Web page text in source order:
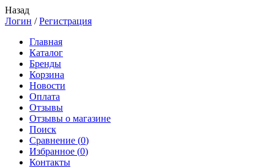
Назад
Логин /Регистрация
Главная
Каталог
Бренды
Корзина
Новости
Оплата
Отзывы
Отзывы о магазине
Поиск
Сравнение (0)
Избранное (0)
Контакты